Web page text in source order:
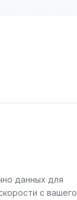
данных для
с вашего